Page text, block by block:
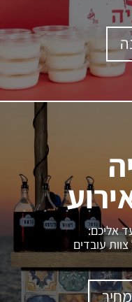
אליכם:
עובדים